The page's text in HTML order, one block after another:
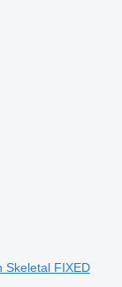
Skeletal FIXED